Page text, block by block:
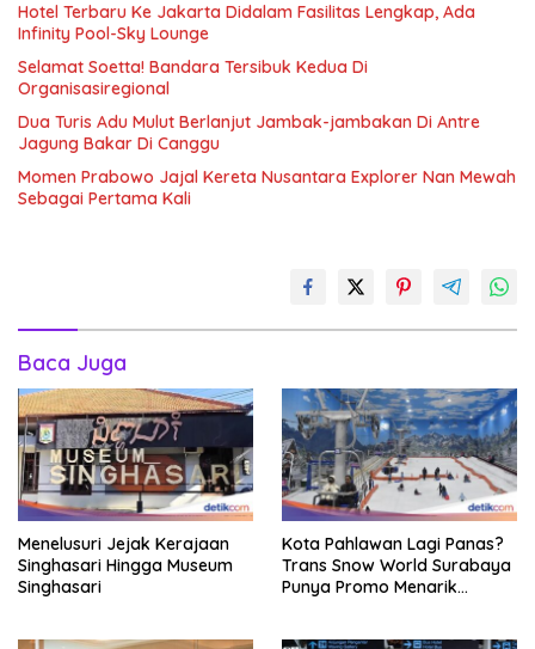
Hotel Terbaru Ke Jakarta Didalam Fasilitas Lengkap, Ada
Infinity Pool-Sky Lounge
Selamat Soetta! Bandara Tersibuk Kedua Di
Organisasiregional
Dua Turis Adu Mulut Berlanjut Jambak-jambakan Di Antre
Jagung Bakar Di Canggu
Momen Prabowo Jajal Kereta Nusantara Explorer Nan Mewah
Sebagai Pertama Kali
Baca Juga
Menelusuri Jejak Kerajaan
Singhasari Hingga Museum
Singhasari
Kota Pahlawan Lagi Panas?
Trans Snow World Surabaya
Punya Promo Menarik